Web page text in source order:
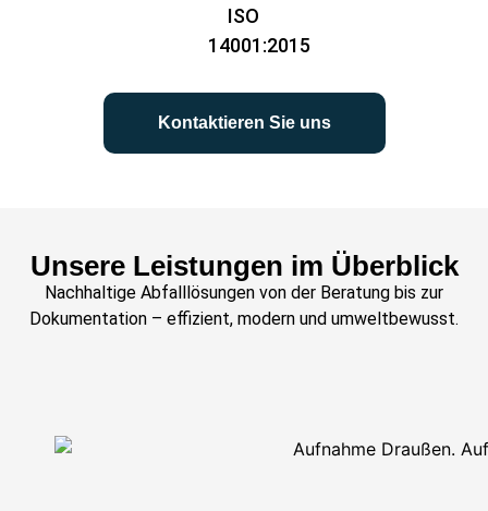
ISO
14001:2015
Kontaktieren Sie uns
Unsere Leistungen im Überblick
Nachhaltige Abfalllösungen von der Beratung bis zur
Dokumentation – effizient, modern und umweltbewusst.